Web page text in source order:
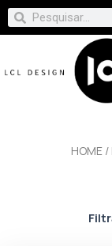
HOME /